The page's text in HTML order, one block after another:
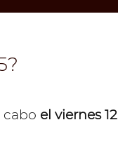
cabo el viernes